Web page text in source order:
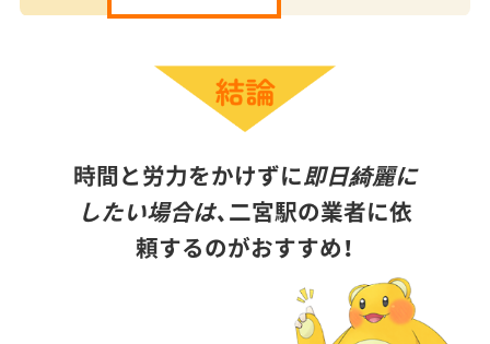
時間と労力をかけずに即日綺麗に
したい場合は、二宮駅の業者に依
頼するのがおすすめ！